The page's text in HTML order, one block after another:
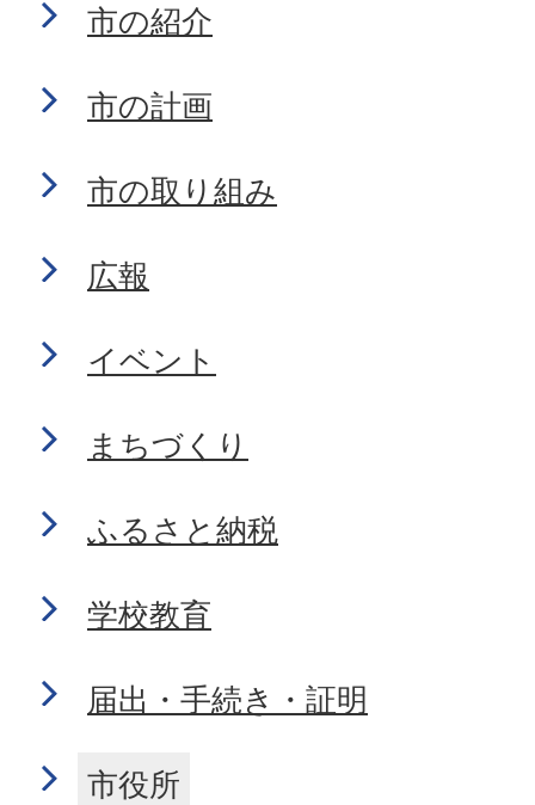
市の紹介
市の計画
市の取り組み
広報
イベント
まちづくり
ふるさと納税
学校教育
届出・手続き・証明
市役所